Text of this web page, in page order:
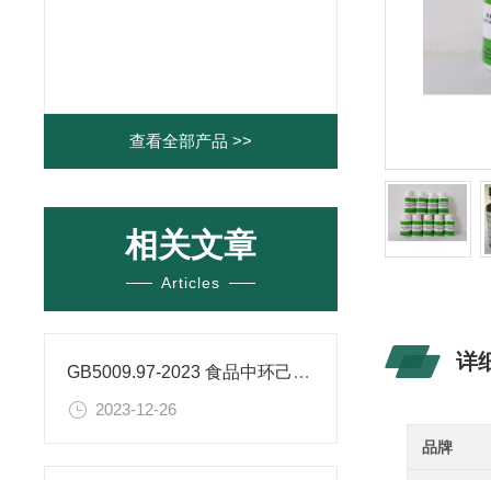
查看全部产品 >>
相关文章
Articles
GB5009.97-2023 食品中环己基氨基磺酸盐的测定标准
2023-12-26
详
品牌